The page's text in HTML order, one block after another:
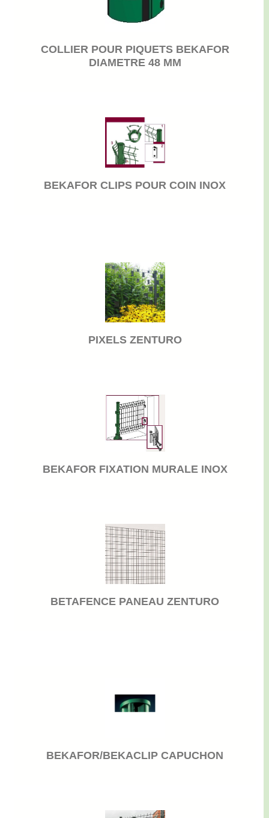
COLLIER POUR PIQUETS BEKAFOR
DIAMETRE 48 MM
BEKAFOR CLIPS POUR COIN INOX
PIXELS ZENTURO
BEKAFOR FIXATION MURALE INOX
BETAFENCE PANEAU ZENTURO
BEKAFOR/BEKACLIP CAPUCHON